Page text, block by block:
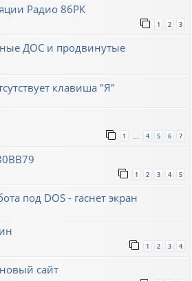
Радио 86РК
1 2 3
ДОС и продвинутые
клавиша "Я"
1 4 5 6 7
1 2 3 4 5
под DOS - гаснет экран
1 2 3 4
сайт